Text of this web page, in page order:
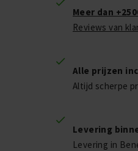
Meer dan
Reviews van
Alle prijzen
Altijd scherpe
Levering
Levering in